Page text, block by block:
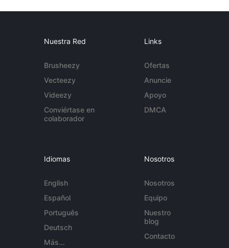
Nuestra Red
Brusheezy
Vecteezy
Videezy
Conviértase en
colaborador
Links
Ofertas
Anuncie
Apoyo
DMCA
Idiomas
English
Español
Português
Deutsch
Más...
Nosotros
Nosotros
Equipo
Nuestro
blog
Contacto